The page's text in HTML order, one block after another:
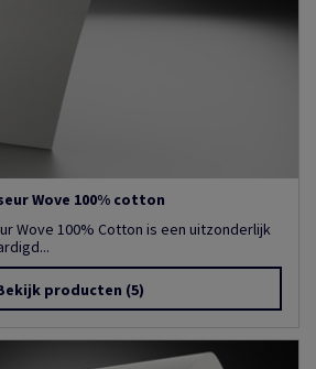
Wove 100% cotton
Wove 100% Cotton is een uitzonderlijk
producten (5)